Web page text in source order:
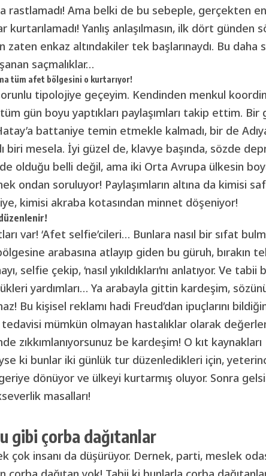
rastlamadı! Ama belki de bu sebeple, gerçekten
kurtarılamadı! Yanlış anlaşılmasın, ilk dört günden
zaten enkaz altındakiler tek başlarınaydı. Bu daha
saçmalıklar…
tüm afet bölgesini o kurtarıyor!
tipolojiye geçeyim. Kendinden menkul
gün boyu yaptıkları paylaşımları takip ettim. Bir
battaniye temin etmekle kalmadı, bir de
biri mesela. İyi güzel de, klavye başında, sözde
olduğu belli değil, ama iki Orta Avrupa ülkesin
ondan soruluyor! Paylaşımların altına da kimisi
kimisi akraba kotasından minnet döşeniyor!
var! ‘Afet selfie’cileri… Bunlara nasıl bir sıfat
arabasına atlayıp giden bu güruh, bırakın
selfie çekip, ‘nasıl yıkıldıkları’nı anlatıyor. Ve tabii
yardımları… Ya arabayla gittin kardeşim,
Bu kişisel reklamı hadi Freud’dan ipuçlarını
mümkün olmayan hastalıklar olarak
zıkkımlanıyorsunuz be kardeşim! O kıt kaynakları
ki bunlar iki günlük tur düzenledikleri için,
dönüyor ve ülkeyi kurtarmış oluyor. Sonra
masalları!
gibi çorba dağıtanlar
çok insanı da düşürüyor. Dernek, parti, meslek